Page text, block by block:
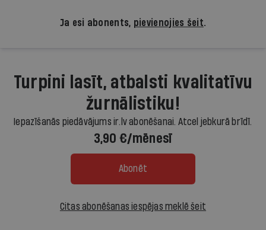
Ja esi abonents, pievienojies šeit.
Turpini lasīt, atbalsti kvalitatīvu
žurnālistiku!
Iepazīšanās piedāvājums ir.lv abonēšanai. Atcel jebkurā brīdī.
3,90 €/mēnesī
Abonēt
Citas abonēšanas iespējas meklē šeit